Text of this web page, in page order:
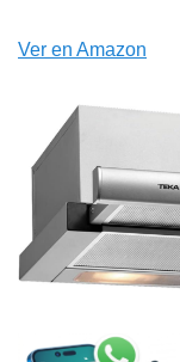
Ver en Amazon